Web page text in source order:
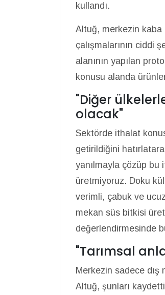
kullandı.
Altuğ, merkezin kaba
çalışmalarının ciddi
alanının yapılan
konusu alanda
"Diğer
olacak"
Sektörde ithalat
getirildiğini
yanılmayla çözüp bu
üretmiyoruz. Doku
verimli, çabuk ve
mekan süs bitkisi
değerlendirmesinde
"Tarımsal
Merkezin sadece
Altuğ, şunları